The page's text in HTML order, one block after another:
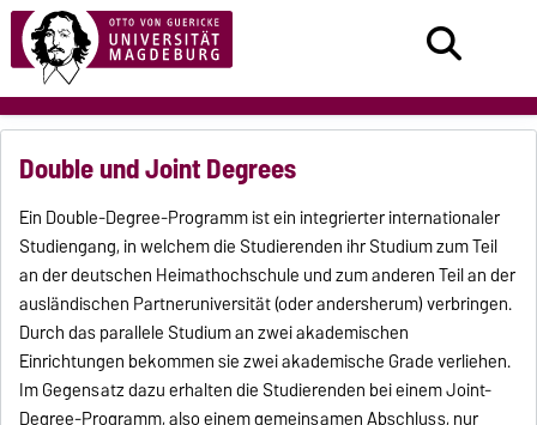
Double und Joint Degrees
Ein Double-Degree-Programm ist ein integrierter internationaler
Studiengang, in welchem die Studierenden ihr Studium zum Teil
an der deutschen Heimathochschule und zum anderen Teil an der
ausländischen Partneruniversität (oder andersherum) verbringen.
Durch das parallele Studium an zwei akademischen
Einrichtungen bekommen sie zwei akademische Grade verliehen.
Im Gegensatz dazu erhalten die Studierenden bei einem Joint-
Degree-Programm, also einem gemeinsamen Abschluss, nur